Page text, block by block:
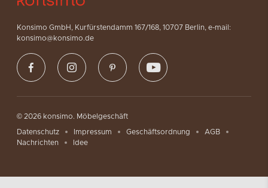
Konsimo GmbH, Kurfürstendamm 167/168, 10707 Berlin, e-mail:
konsimo@konsimo.de
© 2026 konsimo. Möbelgeschäft
Datenschutz Impressum Geschäftsordnung
AGB
Nachrichten
Idee